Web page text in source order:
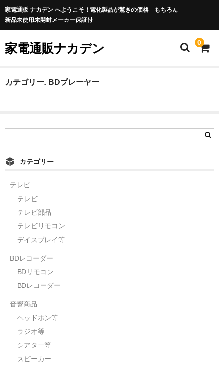
家電通販 ナカデン へようこそ！電化製品が驚きの価格 もちろん
新品未使用未開封メーカー保証付
家電通販ナカデン 0
カテゴリー: BDプレーヤー
カテゴリー
テレビ
テレビ
テレビ部品
テレビリモコン
デイスプレイ等
BDレコーダー
BDリモコン
BDレコーダー
音響商品
ヘッドホン等
ラジオ等
シアター等
スピーカー